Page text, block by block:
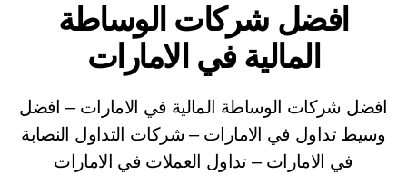
افضل شركات الوساطة
المالية في الامارات
افضل شركات الوساطة المالية في الامارات – افضل
وسيط تداول في الامارات – شركات التداول النصابة
في الامارات – تداول العملات في الامارات